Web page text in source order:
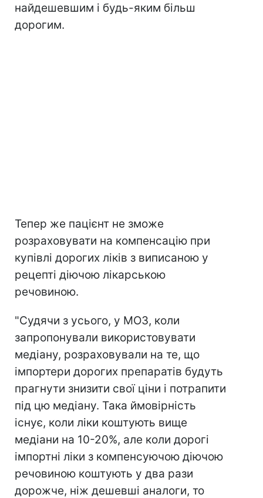
найдешевшим і будь-яким більш
дорогим.
Тепер же пацієнт не зможе
розраховувати на компенсацію при
купівлі дорогих ліків з виписаною у
рецепті діючою лікарською
речовиною.
"Судячи з усього, у МОЗ, коли
запропонували використовувати
медіану, розраховували на те, що
імпортери дорогих препаратів будуть
прагнути знизити свої ціни і потрапити
під цю медіану. Така ймовірність
існує, коли ліки коштують вище
медіани на 10-20%, але коли дорогі
імпортні ліки з компенсуючою діючою
речовиною коштують у два рази
дорожче, ніж дешевші аналоги, то